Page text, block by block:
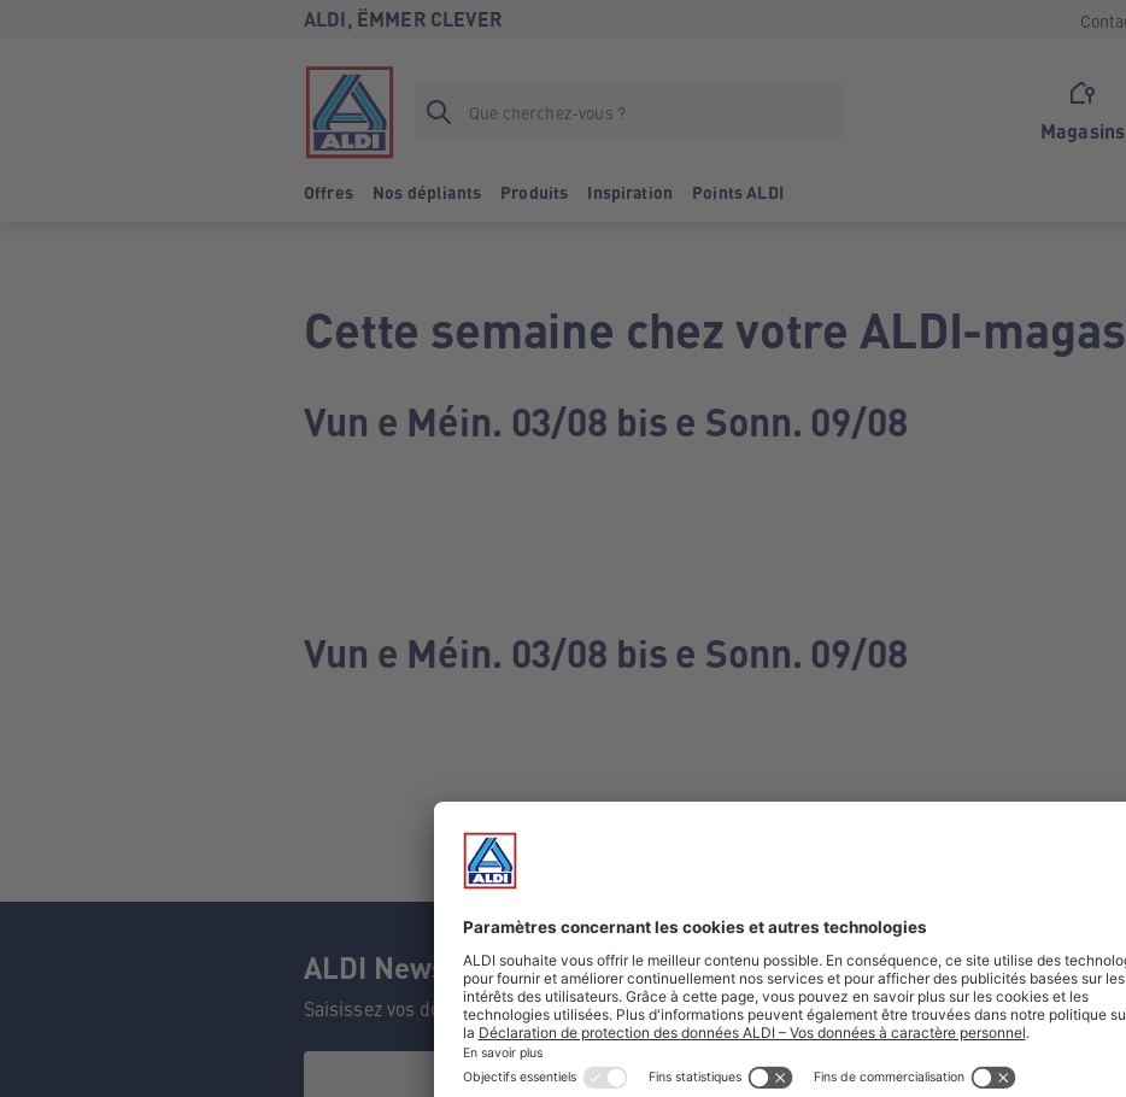
ALDI, ËMMER CLEVER
Magasins
Offres Nos dépliants Produits Inspiration Points ALDI
Cette semaine chez votre ALDI-
Vun e Méin. 03/08 bis e Sonn. 09/08
Vun e Méin. 03/08 bis e Sonn. 09/08
ALDI Newsletter
Saisissez vos données et ne manquez aucune de nos offres.